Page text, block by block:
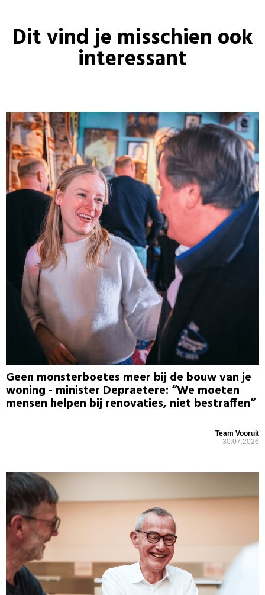
Dit vind je misschien ook
interessant
Geen monsterboetes meer bij de bouw van je
woning - minister Depraetere: “We moeten
mensen helpen bij renovaties, niet bestraffen”
Team Vooruit
30.07.2026